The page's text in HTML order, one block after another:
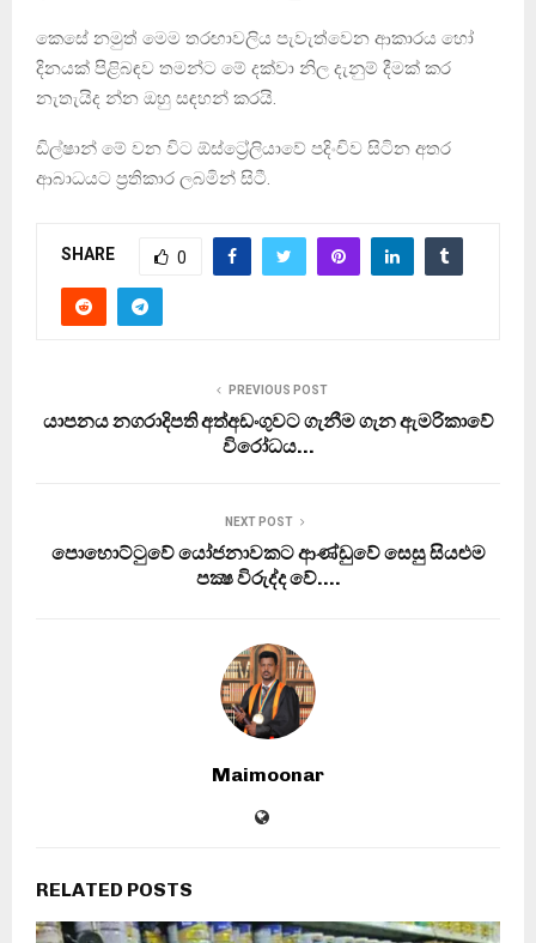
කෙසේ නමුත් මෙම තරඟාවලිය පැවැත්වෙන ආකාරය හෝ
දිනයක් පිළිබඳව තමන්ට මේ දක්වා නිල දැනුම් දීමක් කර
නැතැයිද න්න ඔහු සඳහන් කරයි.
ඩිල්ෂාන් මේ වන විට ඕස්ට්‍රේලියාවේ පදිංචිව සිටින අතර
ආබාධයට ප්‍රතිකාර ලබමින් සිටී.
SHARE 0
PREVIOUS POST
යාපනය නගරාදිපති අත්අඩංගුවට ගැනීම ගැන ඇමරිකාවේ
විරෝධය…
NEXT POST
පොහොට්ටුවේ යෝජනාවකට ආණ්ඩුවේ සෙසු සියළුම
පක්‍ෂ විරුද්ද වේ….
Maimoonar
RELATED POSTS